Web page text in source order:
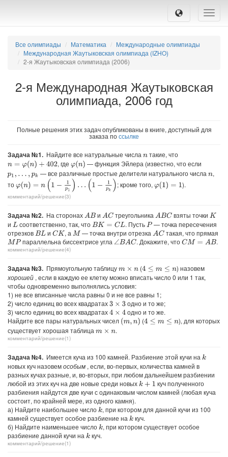
Toggle
Все олимпиады Математика
Международные олимпиады
Международная Жаутыковская олимпиада (IZHO)
2-я Жаутыковская олимпиада (2006)
2-я Международная Жаутыковская
олимпиада, 2006 год
Полные решения этих задач опубликованы в книге, доступный для
заказа поссылке
Задача №1. Найдите все натуральные числа nтакие, что
n=φ n)+402 , где φ(n) — функция Эйлера (известно, что если
p1, …, p k — все различные простые делители натурального числа n,
то φ(n)= n(1− 1p1 1 1 ; кроме того, φ(1)= 1 ).
комментарий/решение(3)
Задача №2. На сторонахAB и AC треугольника ABC взяты точки K
и Lсоответственно, так, чтоBK=CL . ПустьP— точка пересечения
отрезковBL иCK , а M — точка внутри отрезка AC такая, что прямая
MP параллельна биссектрисе угла ∠BAC . Докажите, чтоCM= AB .
комментарий/решение(4)
Задача №3. Прямоугольную таблицуm× n (4 ≤m ≤n
) назовем
хорошей , если в каждую ее клетку можно вписать число 0 или 1 так,
чтобы одновременно выполнялись условия:
1) не все вписанные числа равны 0 и не все равны 1;
2) число единиц во всех квадратах3 ×3
одно и то же;
3) число единиц во всех квадратах4 ×4
одно и то же.
Найдите все пары натуральных чисел (m,n) (4 ≤m ≤n
), для которых
существует хорошая таблица m× n .
комментарий/решение(1)
Задача №4. Имеется куча из 100 камней. Разбиение этой кучи на k
новых куч назовемособым , если, во-первых, количества камней в
разных кучах разные, и, во-вторых, при любом дальнейшем разбиении
любой из этих куч на две новые среди новыхk+1
куч полученного
разбиения найдутся две кучи с одинаковым числом камней (любая куча
состоит, по крайней мере, из одного камня).
а) Найдите наибольшее числоk, при котором для данной кучи из 100
камней существует особое разбиение на kкуч.
б) Найдите наименьшее числоk, при котором существует особое
разбиение данной кучи на kкуч.
комментарий/решение(1)